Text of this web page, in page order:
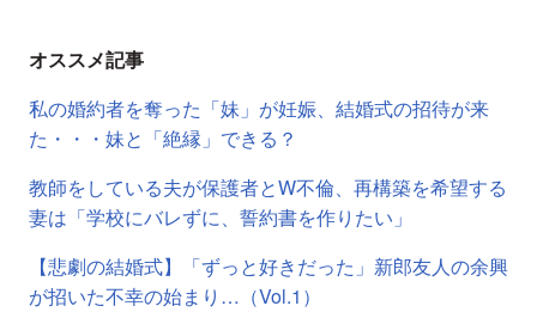
オススメ記事
私の婚約者を奪った「妹」が妊娠、結婚式の招待が来
た・・・妹と「絶縁」できる？
教師をしている夫が保護者とW不倫、再構築を希望する
妻は「学校にバレずに、誓約書を作りたい」
【悲劇の結婚式】「ずっと好きだった」新郎友人の余興
が招いた不幸の始まり…（Vol.1）